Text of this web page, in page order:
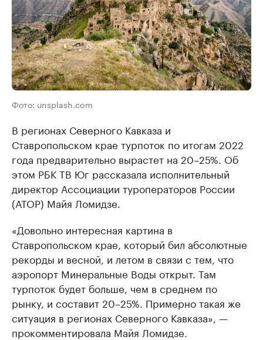
Фото: unsplash.com
В регионах Северного Кавказа и
Ставропольском крае турпоток по итогам 2022
года предварительно вырастет на 20–25%. Об
этом РБК ТВ Юг рассказала исполнительный
директор Ассоциации туроператоров России
(АТОР) Майя Ломидзе.
«Довольно интересная картина в
Ставропольском крае, который бил абсолютные
рекорды и весной, и летом в связи с тем, что
аэропорт Минеральные Воды открыт. Там
турпоток будет больше, чем в среднем по
рынку, и составит 20–25%. Примерно такая же
ситуация в регионах Северного Кавказа», —
прокомментировала Майя Ломидзе.